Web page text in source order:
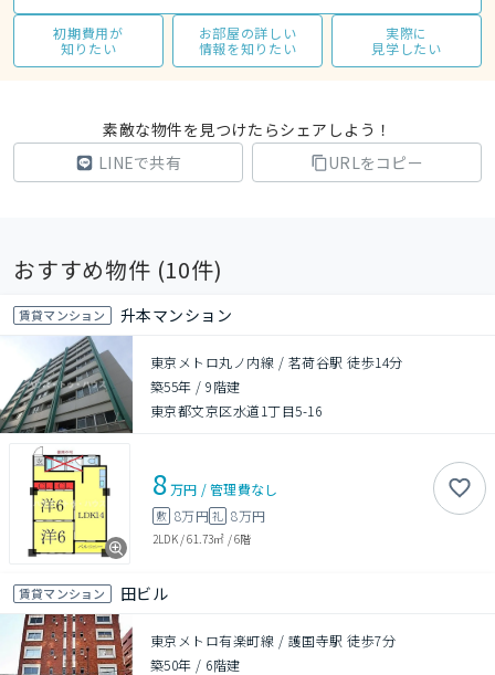
初期費用が
知りたい
お部屋の詳しい
情報を知りたい
実際に
見学したい
素敵な物件を見つけたらシェアしよう！
LINEで共有
URLをコピー
おすすめ物件 (10件)
賃貸マンション 升本マンション
東京メトロ丸ノ内線 / 茗荷谷駅 徒歩14分
築55年 /9階建
東京都文京区水道1丁目5-16
8万円 /管理費なし
敷 8万円礼 8万円
2LDK/61.73㎡ /6階
賃貸マンション 田ビル
東京メトロ有楽町線 / 護国寺駅 徒歩7分
築50年 / 6階建